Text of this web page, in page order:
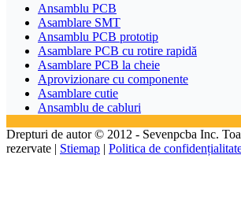
Ansamblu PCB
Asamblare SMT
Ansamblu PCB prototip
Asamblare PCB cu rotire rapidă
Asamblare PCB la cheie
Aprovizionare cu componente
Asamblare cutie
Ansamblu de cabluri
Drepturi de autor © 2012 - Sevenpcba Inc.
rezervate | Stiemap | Politica de